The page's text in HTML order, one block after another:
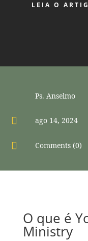
LEIA O
Ps. Anselmo
 ago 14, 2024
 Comments (0)
O que é
Ministry